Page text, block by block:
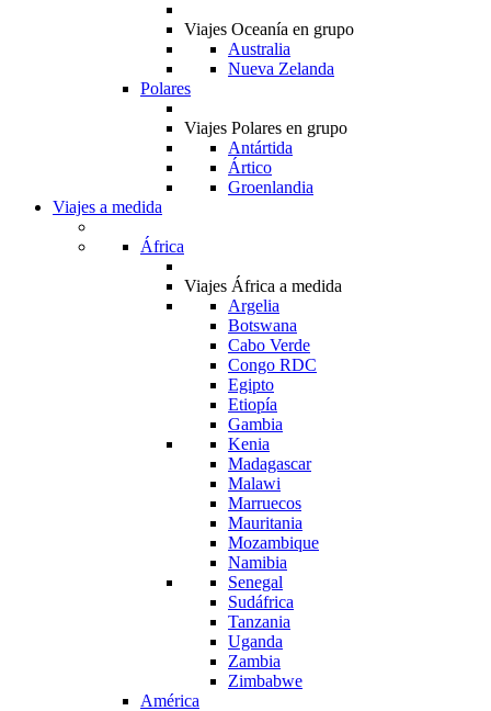
Viajes Oceanía en grupo
Australia
Nueva Zelanda
Polares
Viajes Polares en grupo
Antártida
Ártico
Groenlandia
Viajes a medida
África
Viajes África a medida
Argelia
Botswana
Cabo Verde
Congo RDC
Egipto
Etiopía
Gambia
Kenia
Madagascar
Malawi
Marruecos
Mauritania
Mozambique
Namibia
Senegal
Sudáfrica
Tanzania
Uganda
Zambia
Zimbabwe
América